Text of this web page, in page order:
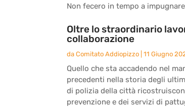
Non fecero in tempo a
Oltre lo straordinario
collaborazione
da Comitato Addiopizzo 11 Giugno
Quello che sta accadendo nel
precedenti nella storia degli
di polizia della città
prevenzione e dei servizi di